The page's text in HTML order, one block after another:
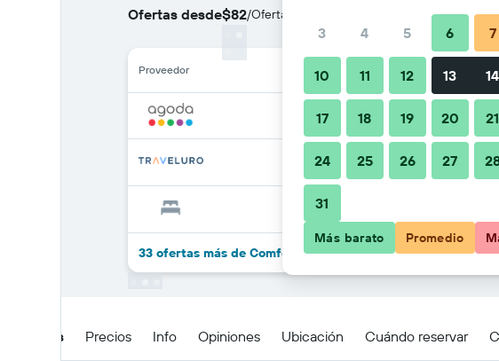
Ofertas desde$82/Oferta más barata de precio por noche
Proveedor
33 ofertas más de Comfort Inn & Suites Downtown Brickell-
Detalles Precios Info Opiniones Ubicación Cuándo reservar
3 4 5 6 7
10 11 12 13 14
17 18 19 20 21
24 25 26 27
31
Más barato Promedio